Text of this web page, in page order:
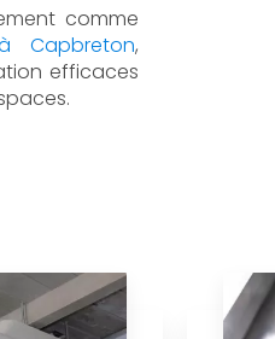
comme
Capbreton,
efficaces